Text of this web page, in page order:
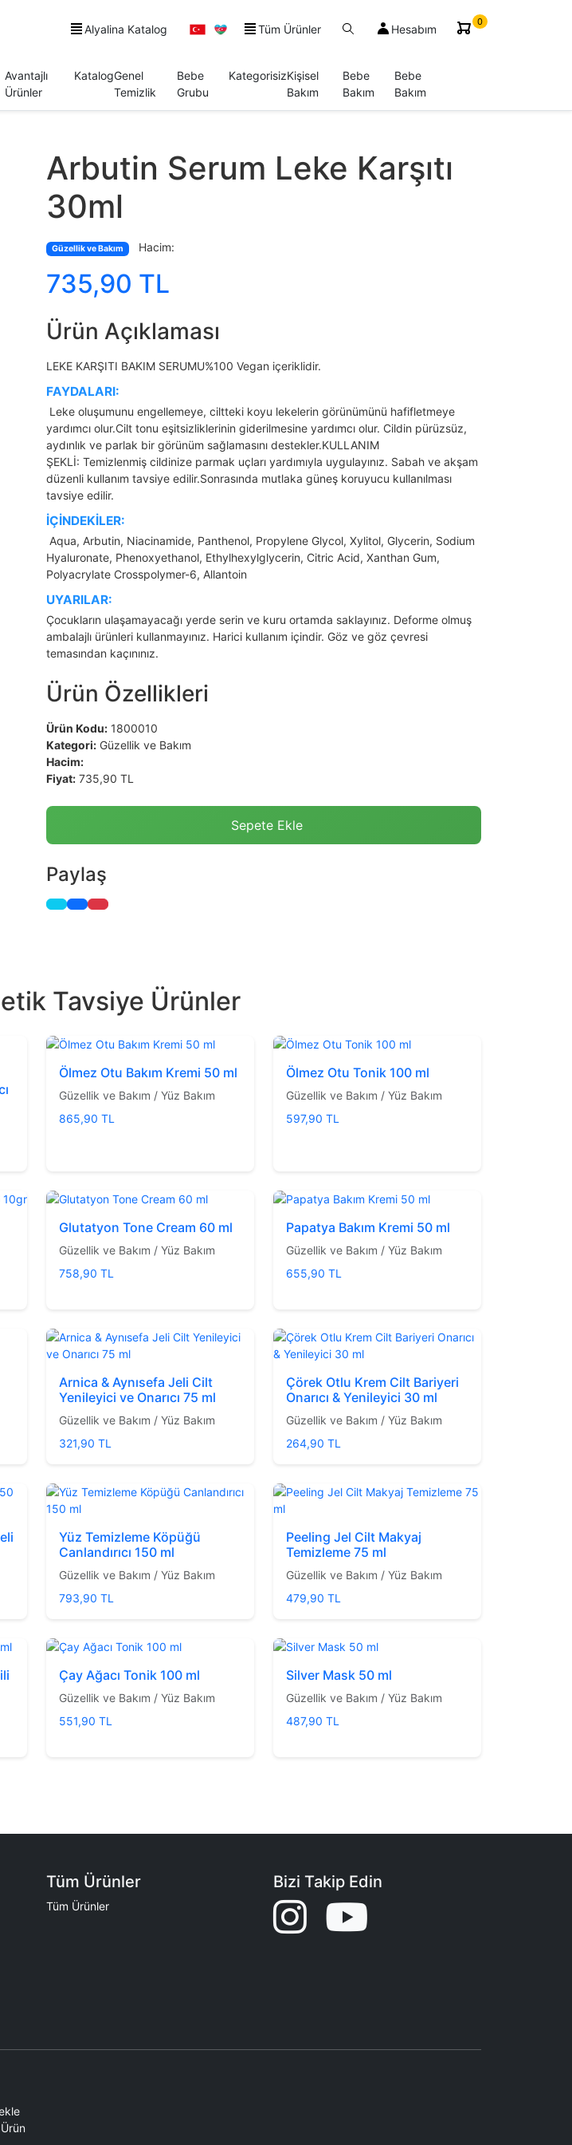
Alyalina Katalog Tüm Ürünler Hesabım
0
Avantajlı
Ürünler
KatalogGenel
Temizlik
Bebe
Grubu
KategorisizKişisel
Bakım
Bebe
Bakım
Bebe
Bakım
Arbutin Serum Leke Karşıtı
30ml
Güzellik ve Bakım Hacim:
735,90 TL
Ürün Açıklaması
LEKE KARŞITI BAKIM SERUMU%100 Vegan içeriklidir.
FAYDALARI:
Leke oluşumunu engellemeye, ciltteki koyu lekelerin görünümünü hafifletmeye
yardımcı olur.Cilt tonu eşitsizliklerinin giderilmesine yardımcı olur. Cildin pürüzsüz,
aydınlık ve parlak bir görünüm sağlamasını destekler.KULLANIM
ŞEKLİ: Temizlenmiş cildinize parmak uçları yardımıyla uygulayınız. Sabah ve akşam
düzenli kullanım tavsiye edilir.Sonrasında mutlaka güneş koruyucu kullanılması
tavsiye edilir.
İÇİNDEKİLER:
Aqua, Arbutin, Niacinamide, Panthenol, Propylene Glycol, Xylitol, Glycerin, Sodium
Hyaluronate, Phenoxyethanol, Ethylhexylglycerin, Citric Acid, Xanthan Gum,
Polyacrylate Crosspolymer-6, Allantoin
UYARILAR:
Çocukların ulaşamayacağı yerde serin ve kuru ortamda saklayınız. Deforme olmuş
ambalajlı ürünleri kullanmayınız. Harici kullanım içindir. Göz ve göz çevresi
temasından kaçınınız.
Ürün Özellikleri
Ürün Kodu: 1800010
Kategori: Güzellik ve Bakım
Hacim:
Fiyat: 735,90 TL
Sepete Ekle
Paylaş
Tavsiye Ürünler
Ölmez Otu Bakım Kremi 50 ml
Güzellik ve Bakım / Yüz Bakım
865,90 TL
Ölmez Otu Tonik 100 ml
Güzellik ve Bakım / Yüz Bakım
597,90 TL
Glutatyon Tone Cream 60 ml
Güzellik ve Bakım / Yüz Bakım
758,90 TL
Papatya Bakım Kremi 50 ml
Güzellik ve Bakım / Yüz Bakım
655,90 TL
Arnica & Aynısefa Jeli Cilt
Yenileyici ve Onarıcı 75 ml
Güzellik ve Bakım / Yüz Bakım
321,90 TL
Çörek Otlu Krem Cilt Bariyeri
Onarıcı & Yenileyici 30 ml
Güzellik ve Bakım / Yüz Bakım
264,90 TL
Yüz Temizleme Köpüğü
Canlandırıcı 150 ml
Güzellik ve Bakım / Yüz Bakım
793,90 TL
Peeling Jel Cilt Makyaj
Temizleme 75 ml
Güzellik ve Bakım / Yüz Bakım
479,90 TL
Çay Ağacı Tonik 100 ml
Güzellik ve Bakım / Yüz Bakım
551,90 TL
Silver Mask 50 ml
Güzellik ve Bakım / Yüz Bakım
487,90 TL
Tüm Ürünler
Tüm Ürünler
Bizi Takip Edin